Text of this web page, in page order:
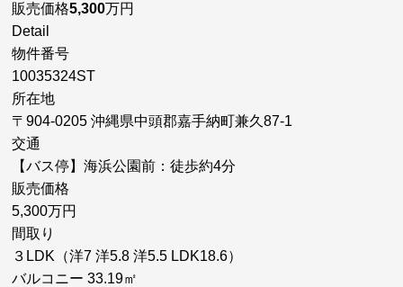
販売価格5,300万円
Detail
物件番号
10035324ST
所在地
〒904-0205 沖縄県中頭郡嘉手納町兼久87-1
交通
【バス停】海浜公園前：徒歩約4分
販売価格
5,300万円
間取り
３LDK（洋7 洋5.8 洋5.5 LDK18.6）
バルコニー 33.19㎡